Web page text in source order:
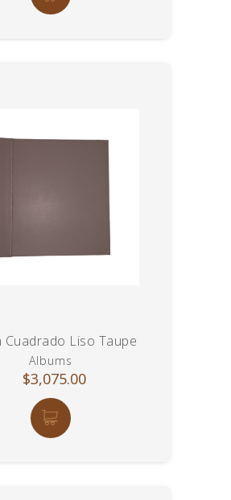
Cuadrado Liso Taupe
Albums
$3,075.00